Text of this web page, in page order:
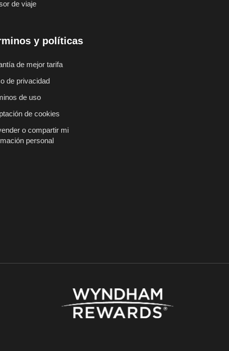
de viaje
y políticas
de mejor tarifa
de privacidad
de uso
de cookies
o compartir mi
personal